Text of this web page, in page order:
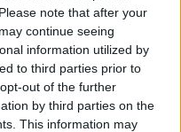
note that after your
continue seeing
information utilized by
to third parties prior to
out of the further
by third parties on the
This information may
NA FORUM Z